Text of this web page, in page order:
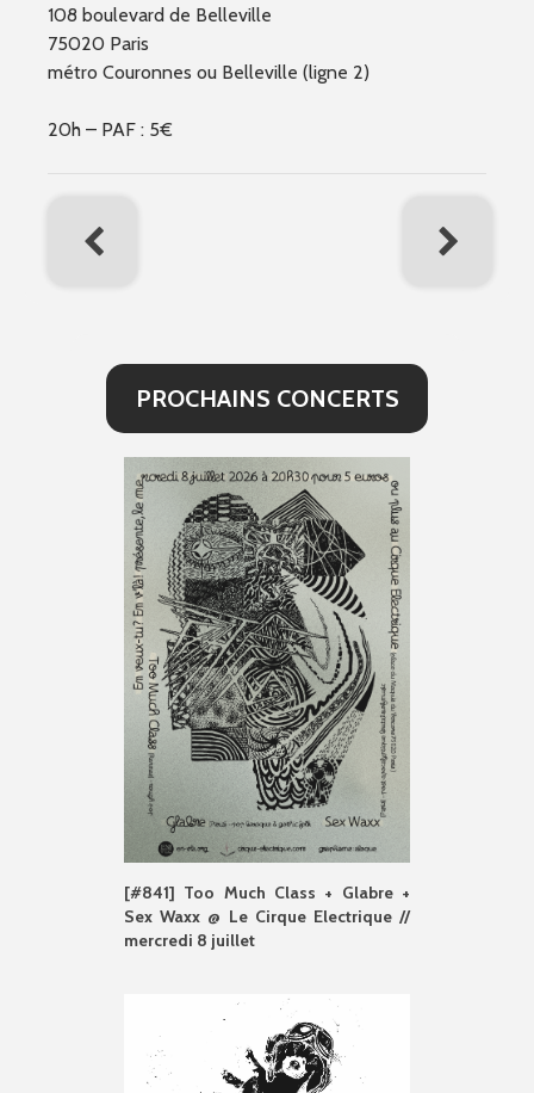
108 boulevard de Belleville
75020 Paris
métro Couronnes ou Belleville (ligne 2)
20h – PAF : 5€
PROCHAINS CONCERTS
[#841] Too Much Class + Glabre +
Sex Waxx @ Le Cirque Electrique //
mercredi 8 juillet